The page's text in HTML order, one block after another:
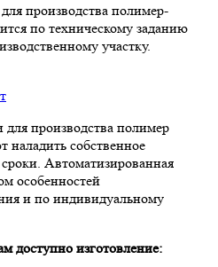
производства полимер-
по техническому заданию
участку.
производства полимер
наладить собственное
Автоматизированная
особенностей
и по индивидуальному
изготовление: